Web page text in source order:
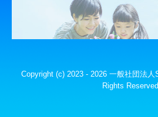
Copyright (c) 2023 - 2026 一般社団法人
Rights